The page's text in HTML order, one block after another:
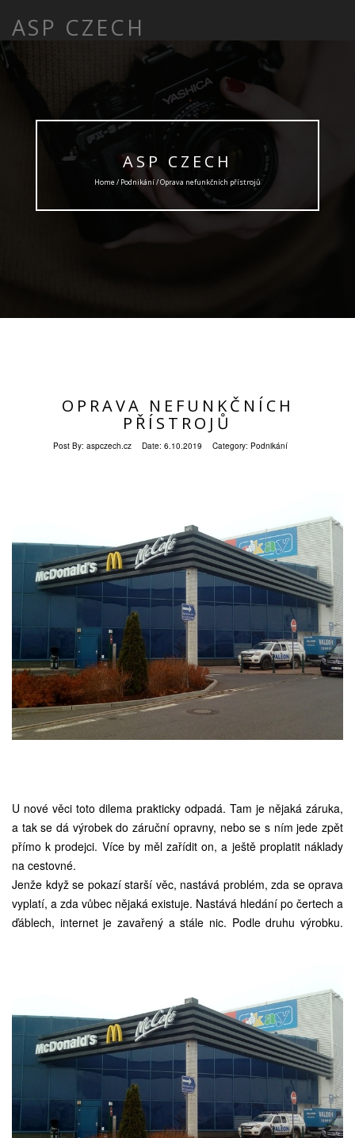
ASP CZECH
ASP CZECH
Home / Podnikání/ Oprava nefunkčních přístrojů
OPRAVA NEFUNKČNÍCH
PŘÍSTROJŮ
Post By: aspczech.cz Date: 6.10.2019 Category: Podnikání
U nové věci toto dilema prakticky odpadá. Tam je nějaká záruka,
a tak se dá výrobek do záruční opravny, nebo se s ním jede zpět
přímo k prodejci. Více by měl zařídit on, a ještě proplatit náklady
na cestovné.
Jenže když se pokazí starší věc, nastává problém, zda se oprava
vyplatí, a zda vůbec nějaká existuje. Nastává hledání po čertech a
ďáblech, internet je zavařený a stále nic. Podle druhu výrobku.